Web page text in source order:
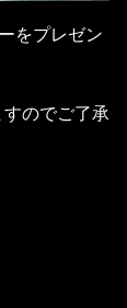
をプレゼン
のでご了承